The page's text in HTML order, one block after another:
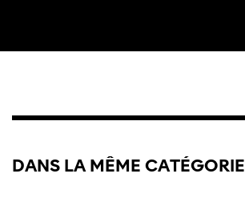
DANS LA MÊME CATÉGORIE